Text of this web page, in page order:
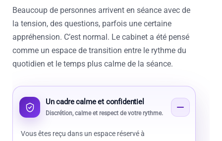
Beaucoup de personnes arrivent en séance avec de
la tension, des questions, parfois une certaine
appréhension. C’est normal. Le cabinet a été pensé
comme un espace de transition entre le rythme du
quotidien et le temps plus calme de la séance.
Un cadre calme et confidentiel
Discrétion, calme et respect de votre rythme.
Vous êtes reçu dans un espace réservé à